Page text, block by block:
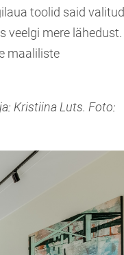
toolid said valitud
veelgi mere lähedust.
maaliliste
Kristiina Luts. Foto: